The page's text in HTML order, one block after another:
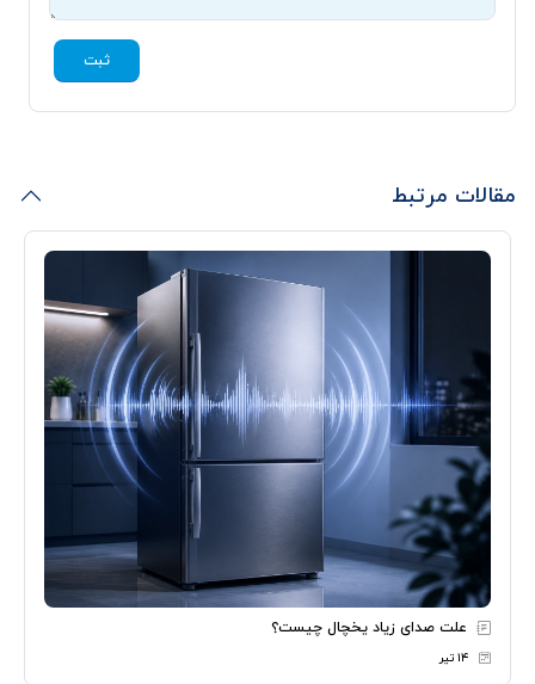
ثبت
مقالات مرتبط
علت صدای زیاد یخچال چیست؟
۱۴ تیر